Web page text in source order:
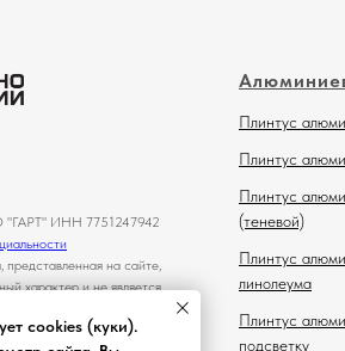
cookies (куки).
ИНН 7751247942
на сайте,
характер и не является
Плинтус
Плинтус
Плинтус
(теневой)
Плинтус
линолеума
Плинтус
подсветку